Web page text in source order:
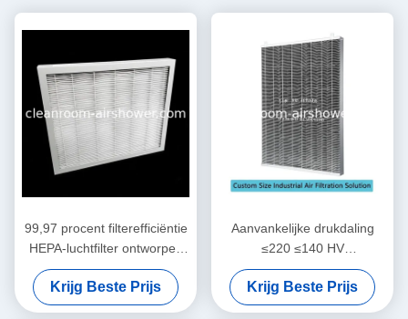
99,97 procent filterefficiëntie
HEPA-luchtfilter ontworpen
voor HEPA-filterbox
Werktemperatuur 80 graden
Celsius
Krijg Beste Prijs
Aanvankelijke drukdaling
≤220 ≤140 HV
Deeltjesluchtfilter 1220 610
150mm Aanpasbare grootte
Industriële
Krijg Beste Prijs